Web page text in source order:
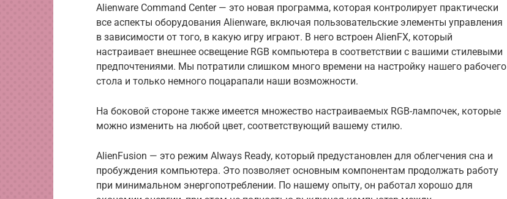
Alienware Command Center — это новая программа, которая контролирует практически
все аспекты оборудования Alienware, включая пользовательские элементы управления
в зависимости от того, в какую игру играют. В него встроен AlienFX, который
настраивает внешнее освещение RGB компьютера в соответствии с вашими стилевыми
предпочтениями. Мы потратили слишком много времени на настройку нашего рабочего
стола и только немного поцарапали наши возможности.
На боковой стороне также имеется множество настраиваемых RGB-лампочек, которые
можно изменить на любой цвет, соответствующий вашему стилю.
AlienFusion — это режим Always Ready, который предустановлен для облегчения сна и
пробуждения компьютера. Это позволяет основным компонентам продолжать работу
при минимальном энергопотреблении. По нашему опыту, он работал хорошо для